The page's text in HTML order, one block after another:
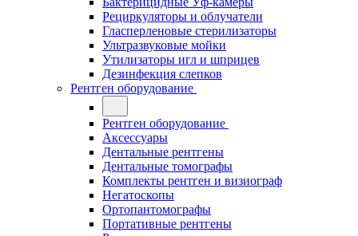
Рециркуляторы и облучатели
Гласперленовые стерилизаторы
Ультразвуковые мойки
Утилизаторы игл и шприцев
Дезинфекция слепков
Рентген оборудование
Рентген оборудование
Аксессуары
Дентальные рентгены
Дентальные томографы
Комплекты рентген и визиограф
Негатоскопы
Ортопантомографы
Портативные рентгены